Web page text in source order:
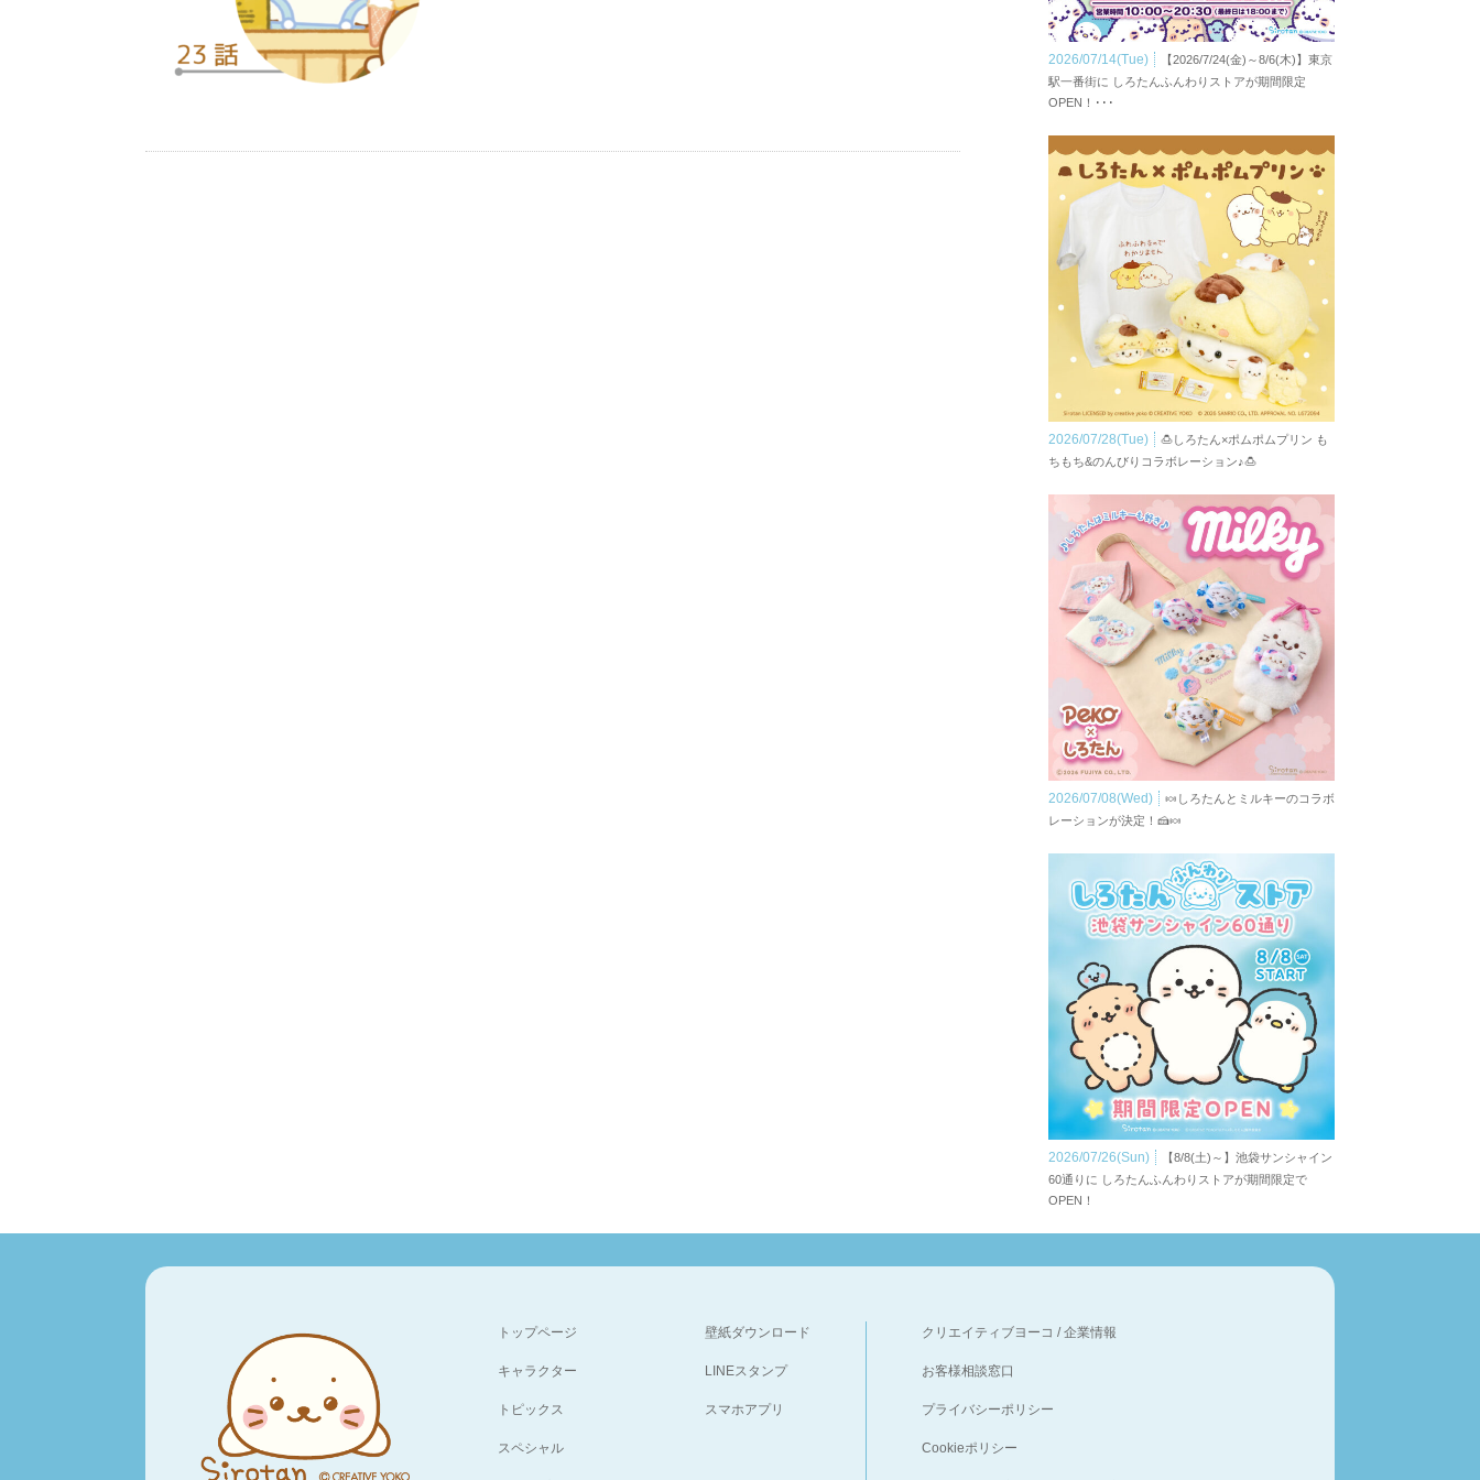
2026/07/14(Tue)
【2026/7/24(金)～8/6(木)】東京
駅一番街に しろたんふんわりストアが期間限定
OPEN！･･･
2026/07/28(Tue)
🍮しろたん×ポムポムプリン も
ちもち&のんびりコラボレーション♪🍮
2026/07/08(Wed)
🍬しろたんとミルキーのコラボ
レーションが決定！🍰🍬
2026/07/26(Sun)
【8/8(土)～】池袋サンシャイン
60通りに しろたんふんわりストアが期間限定で
OPEN！
トップページ
キャラクター
トピックス
スペシャル
壁紙ダウンロード
LINEスタンプ
スマホアプリ
クリエイティブヨーコ /企業情報
お客様相談窓口
プライバシーポリシー
Cookieポリシー